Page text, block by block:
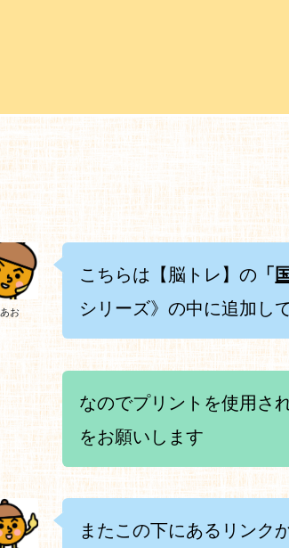
あお
こちらは【脳トレ】の 「
シリーズ》の中に追加し
なのでプリントを使用さ
をお願いします
またこの下にあるリンク